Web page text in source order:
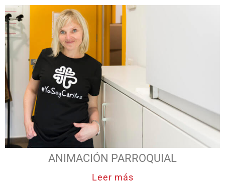
ANIMACIÓN PARROQUIAL
Leer más